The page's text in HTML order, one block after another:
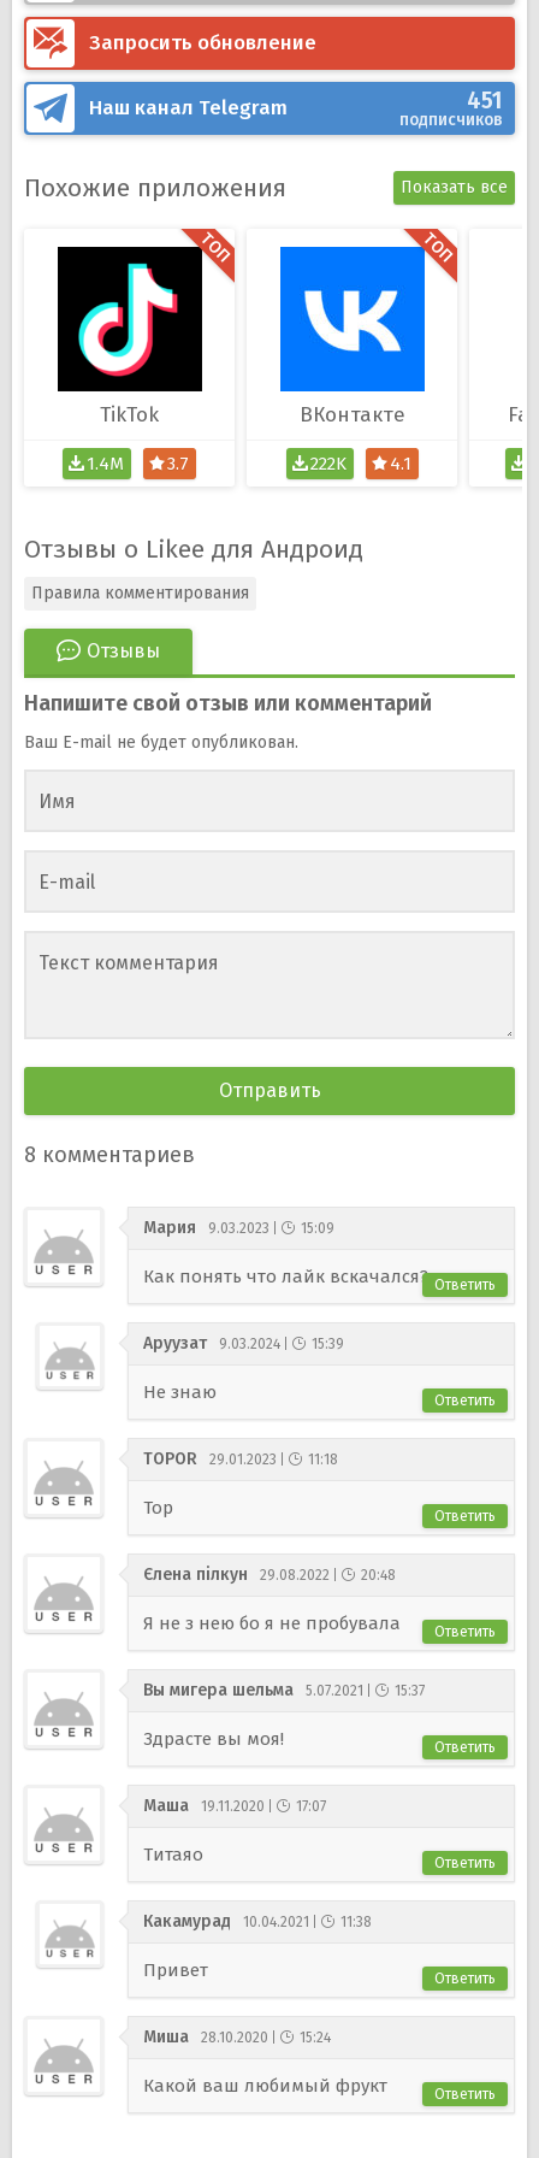
Запросить обновление
Наш канал Telegram 451
подписчиков
Похожие приложения Показать все
TikTok
1.4M 3.7
ВКонтакте
222K 4.1
Отзывы о Likee для Андроид
Отзывы
Правила комментирования
Напишите свой отзыв или комментарий
Ваш E-mail не будет опубликован.
Имя
E-mail
Текст комментария
8 комментариев
Мария 9.03.2023 15:09
Как понять что лайк вскачался? Ответить
Аруузат 9.03.2024 15:39
Не знаю Ответить
TOPOR 29.01.2023 11:18
Top Ответить
Єлена пілкун 29.08.2022 20:48
Я не з нею бо я не пробувала Ответить
Вы мигера шельма 5.07.2021 15:37
Здрасте вы моя! Ответить
Маша 19.11.2020 17:07
Титаяо Ответить
Какамурад 10.04.2021 11:38
Привет Ответить
Миша 28.10.2020 15:24
Какой ваш любимый фрукт Ответить